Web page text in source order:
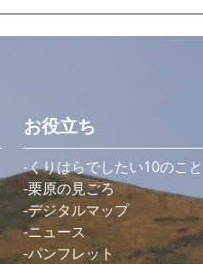
お役立ち
くりはらでしたい10のこと
栗原の見ごろ
デジタルマップ
ニュース
パンフレット